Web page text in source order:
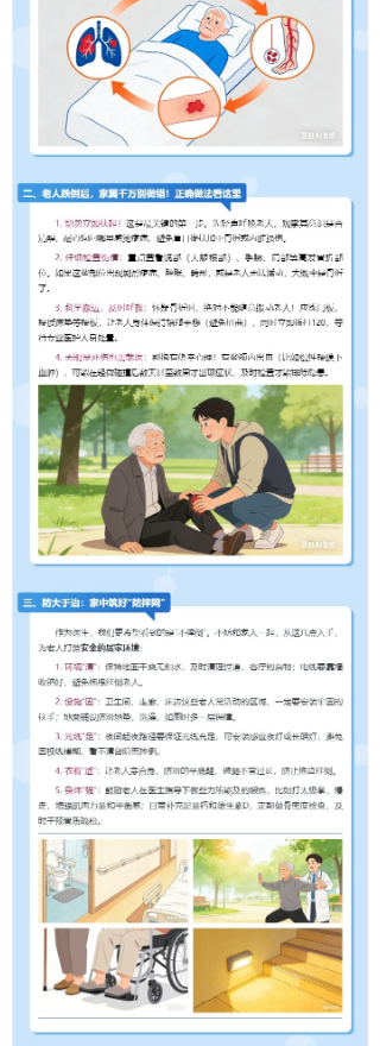
泌尿肛肠科
神经外科
神经内科
疼痛科
内分泌科
中医内科
皮肤科
风湿科
超声诊断
临床检验
病理科
普通外科
家庭病床科
专科介绍
党建工作
纪检监察
教师资格证体检预约
联系我们